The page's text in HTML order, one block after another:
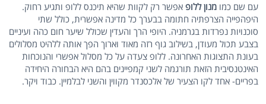
עם שם כמומנון ללופאפשר רק לקוות שהיא תיכנס ללופ ותגיע רחוק.
היפהפייה הצרפתיה חתומה בבערך כל מדינה אפשרית, כולל שתי
סוכנויות נפרדות בגרמניה. היופי הרך והעדין שכולל שיער חום כהה ועיניים
בצבע תכול מעודן, בשילוב גוף רזה מאוד וארוך הפך אותה ללהיט מסלולים
בעונת התצוגות האחרונה. ללופ צעדה על כל מסלול אפשרי והנוכחות
האינטנסיבית הזאת תורגמה לשני קמפיינים בהם היא הבחורה היחידה
בפריים- אחד לקו הצעיר של אלכסנדר מקווין והשני לבלמיין. כבוד ויקר.